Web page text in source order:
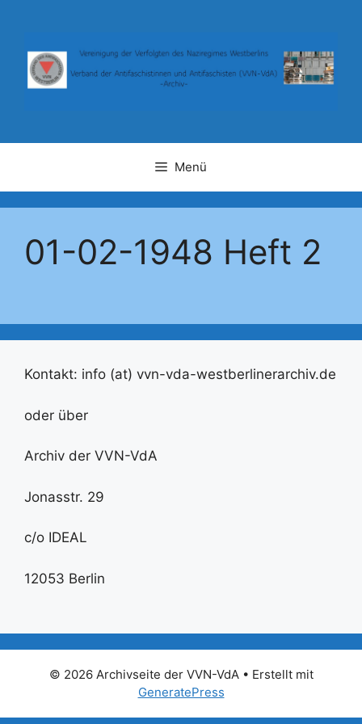
springen
Menü
01-02-1948 Heft 2
Kontakt: info (at) vvn-vda-westberlinerarchiv.de
oder über
Archiv der VVN-VdA
Jonasstr. 29
c/o IDEAL
12053 Berlin
© 2026 Archivseite der VVN-VdA• Erstellt mit
GeneratePress